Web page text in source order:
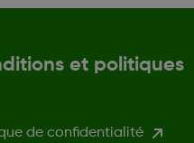
et politiques
de confidentialité